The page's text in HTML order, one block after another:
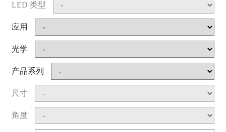
LED 类型
应用
光学
产品系列
尺寸
角度